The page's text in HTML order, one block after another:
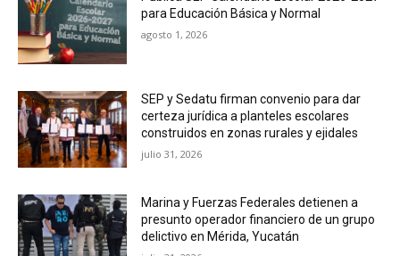
para Educación Básica y Normal
agosto 1, 2026
SEP y Sedatu firman convenio para dar
certeza jurídica a planteles escolares
construidos en zonas rurales y ejidales
julio 31, 2026
Marina y Fuerzas Federales detienen a
presunto operador financiero de un grupo
delictivo en Mérida, Yucatán